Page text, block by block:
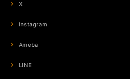
X
Instagram
Ameba
LINE